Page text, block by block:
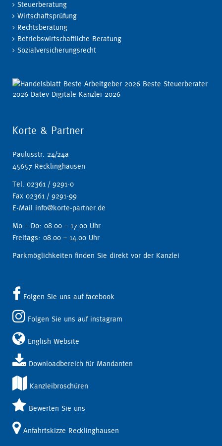
Steuerberatung
Wirtschaftsprüfung
Rechtsberatung
Betriebswirtschaftliche Beratung
Sozialversicherungsrecht
Korte & Partner
Paulusstr. 24/24a
45657 Recklinghausen
Tel. 02361 / 9291-0
Fax 02361 / 9291-99
E-Mail info@korte-partner.de
Mo – Do: 08.00 – 17.00 Uhr
Freitags: 08.00 – 14.00 Uhr
Parkmöglichkeiten finden Sie direkt vor der Kanzlei
Folgen Sie uns auf facebook
Folgen Sie uns auf instagram
English Website
Downloadbereich für Mandanten
Kanzleibroschüren
Bewerten Sie uns
Anfahrtskizze Recklinghausen